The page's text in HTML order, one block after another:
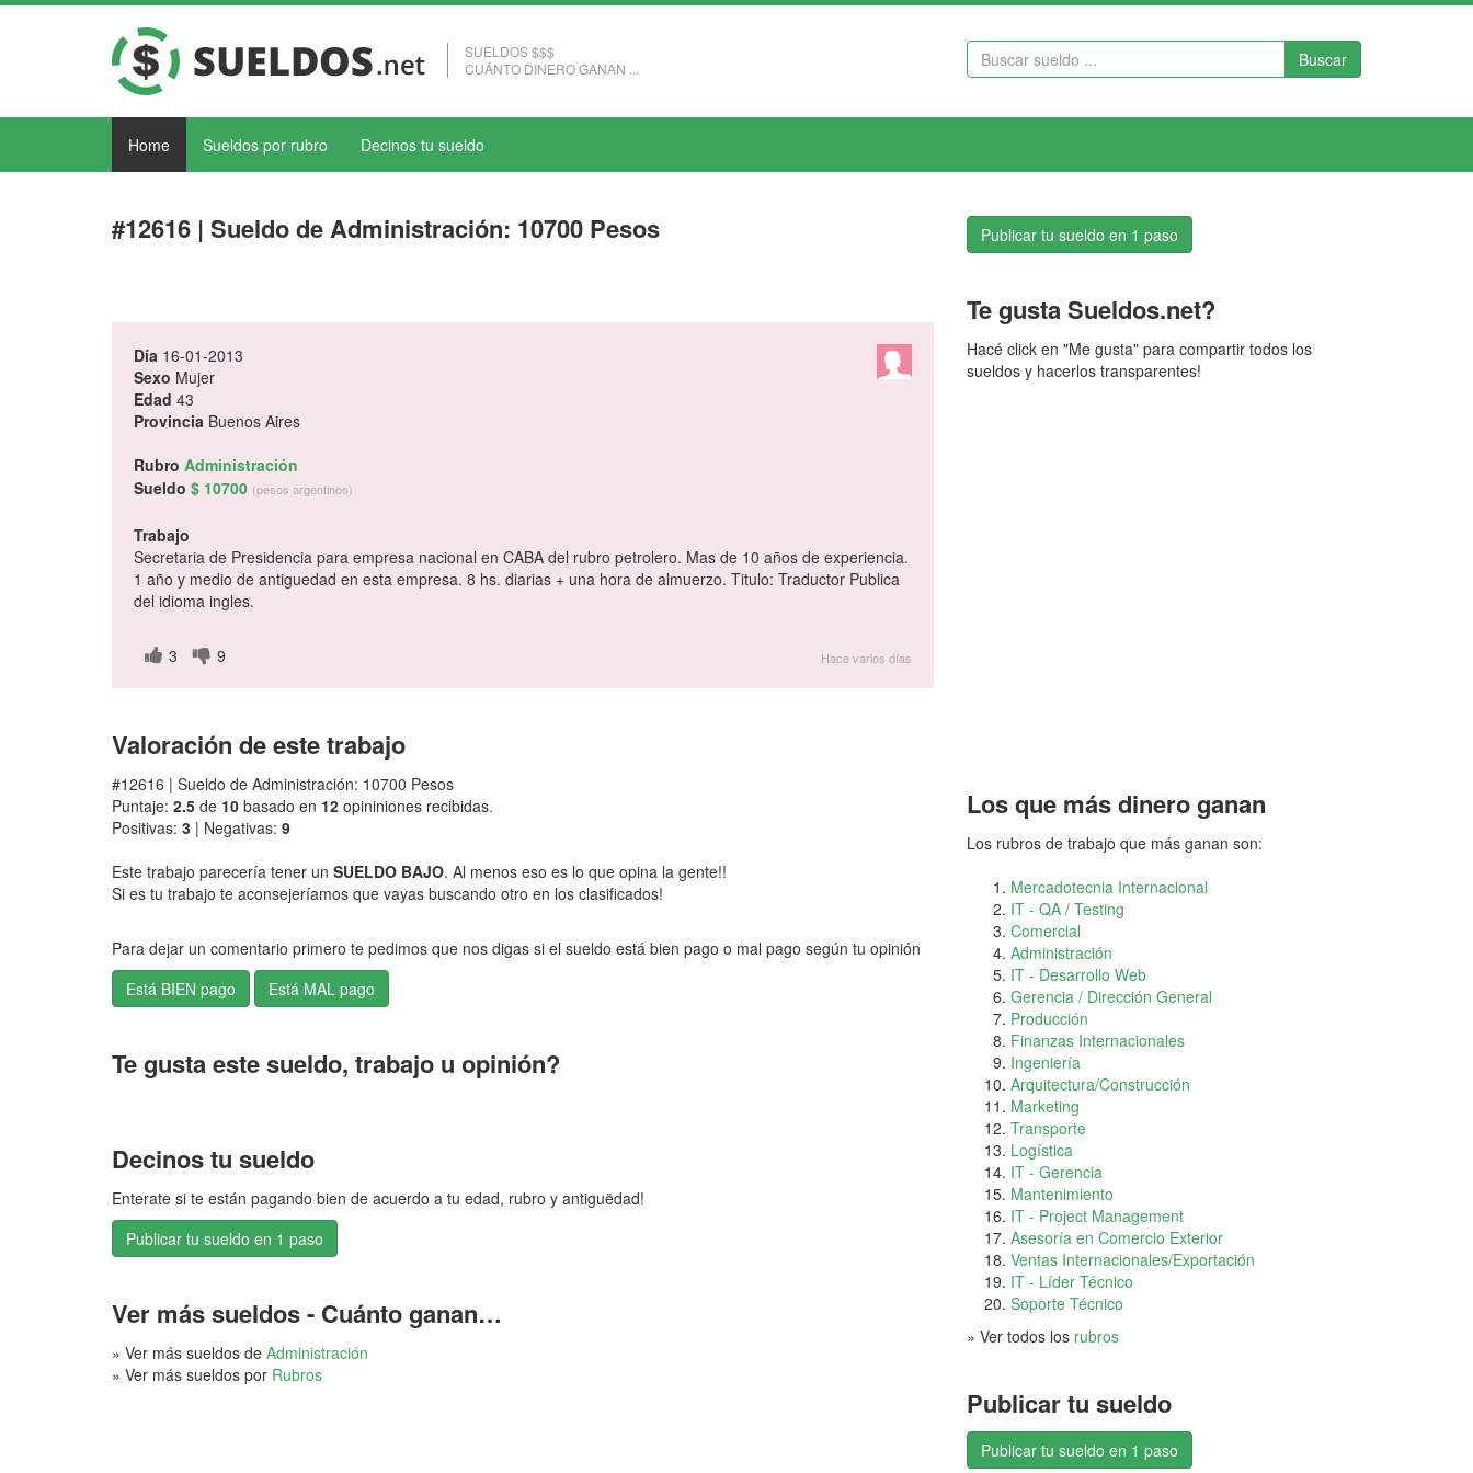
SUELDOS $$$
CUÁNTO DINERO GANAN ...
Buscar
Home Sueldos por rubro Decinos tu sueldo
#12616 | Sueldo de Administración: 10700 Pesos
Día 16-01-2013
Sexo Mujer
Edad 43
Provincia Buenos Aires
Rubro Administración
Sueldo $ 10700 (pesos argentinos)
Trabajo
Secretaria de Presidencia para empresa nacional en CABA del rubro petrolero. Mas de 10 años de experiencia.
1 año y medio de antiguedad en esta empresa. 8 hs. diarias + una hora de almuerzo. Titulo: Traductor Publica
del idioma ingles.
3 9 Hace varios días
Valoración de este trabajo
#12616 | Sueldo de Administración: 10700 Pesos
Puntaje: 2.5 de 10 basado en 12 opininiones recibidas.
Positivas: 3 | Negativas: 9
Este trabajo parecería tener un SUELDO BAJO. Al menos eso es lo que opina la gente!!
Si es tu trabajo te aconsejeríamos que vayas buscando otro en los clasificados!
Para dejar un comentario primero te pedimos que nos digas si el sueldo está bien pago o mal pago según tu opinión
Te gusta este sueldo, trabajo u opinión?
Decinos tu sueldo
Enterate si te están pagando bien de acuerdo a tu edad, rubro y antiguëdad!
Publicar tu sueldo en 1 paso
Ver más sueldos - Cuánto ganan…
» Ver más sueldos de Administración
» Ver más sueldos por Rubros
Publicar tu sueldo en 1 paso
Te gusta Sueldos.net?
Hacé click en "Me gusta" para compartir todos los
sueldos y hacerlos transparentes!
Los que más dinero ganan
Los rubros de trabajo que más ganan son:
Mercadotecnia Internacional
IT - QA / Testing
Comercial
Administración
IT - Desarrollo Web
Gerencia / Dirección General
Producción
Finanzas Internacionales
Ingeniería
Arquitectura/Construcción
Marketing
Transporte
Logística
IT - Gerencia
Mantenimiento
IT - Project Management
Asesoría en Comercio Exterior
Ventas Internacionales/Exportación
IT - Líder Técnico
Soporte Técnico
» Ver todos los rubros
Publicar tu sueldo
Publicar tu sueldo en 1 paso